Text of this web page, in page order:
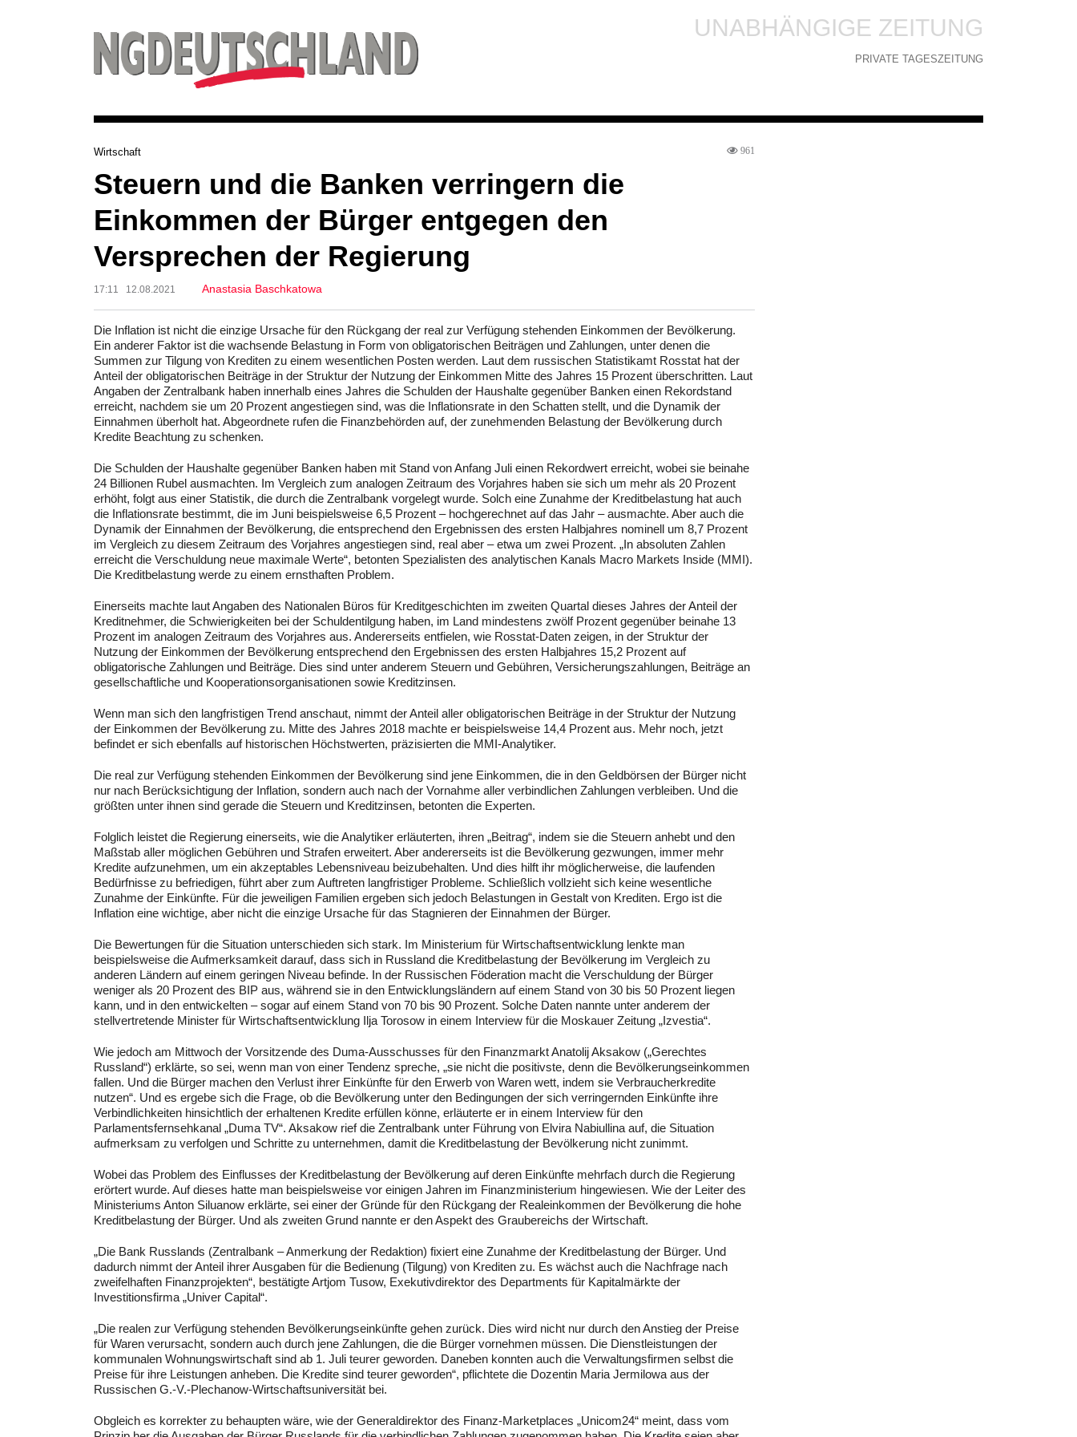
UNABHÄNGIGE ZEITUNG
PRIVATE TAGESZEITUNG
Wirtschaft 961
Steuern und die Banken verringern die
Einkommen der Bürger entgegen den
Versprechen der Regierung
17:11 12.08.2021 Anastasia Baschkatowa
Die Inflation ist nicht die einzige Ursache für den Rückgang der real zur Verfügung stehenden Einkommen der Bevölkerung.
Ein anderer Faktor ist die wachsende Belastung in Form von obligatorischen Beiträgen und Zahlungen, unter denen die
Summen zur Tilgung von Krediten zu einem wesentlichen Posten werden. Laut dem russischen Statistikamt Rosstat hat der
Anteil der obligatorischen Beiträge in der Struktur der Nutzung der Einkommen Mitte des Jahres 15 Prozent überschritten. Laut
Angaben der Zentralbank haben innerhalb eines Jahres die Schulden der Haushalte gegenüber Banken einen Rekordstand
erreicht, nachdem sie um 20 Prozent angestiegen sind, was die Inflationsrate in den Schatten stellt, und die Dynamik der
Einnahmen überholt hat. Abgeordnete rufen die Finanzbehörden auf, der zunehmenden Belastung der Bevölkerung durch
Kredite Beachtung zu schenken.
Die Schulden der Haushalte gegenüber Banken haben mit Stand von Anfang Juli einen Rekordwert erreicht, wobei sie beinahe
24 Billionen Rubel ausmachten. Im Vergleich zum analogen Zeitraum des Vorjahres haben sie sich um mehr als 20 Prozent
erhöht, folgt aus einer Statistik, die durch die Zentralbank vorgelegt wurde. Solch eine Zunahme der Kreditbelastung hat auch
die Inflationsrate bestimmt, die im Juni beispielsweise 6,5 Prozent – hochgerechnet auf das Jahr – ausmachte. Aber auch die
Dynamik der Einnahmen der Bevölkerung, die entsprechend den Ergebnissen des ersten Halbjahres nominell um 8,7 Prozent
im Vergleich zu diesem Zeitraum des Vorjahres angestiegen sind, real aber – etwa um zwei Prozent. „In absoluten Zahlen
erreicht die Verschuldung neue maximale Werte“, betonten Spezialisten des analytischen Kanals Macro Markets Inside (MMI).
Die Kreditbelastung werde zu einem ernsthaften Problem.
Einerseits machte laut Angaben des Nationalen Büros für Kreditgeschichten im zweiten Quartal dieses Jahres der Anteil der
Kreditnehmer, die Schwierigkeiten bei der Schuldentilgung haben, im Land mindestens zwölf Prozent gegenüber beinahe 13
Prozent im analogen Zeitraum des Vorjahres aus. Andererseits entfielen, wie Rosstat-Daten zeigen, in der Struktur der
Nutzung der Einkommen der Bevölkerung entsprechend den Ergebnissen des ersten Halbjahres 15,2 Prozent auf
obligatorische Zahlungen und Beiträge. Dies sind unter anderem Steuern und Gebühren, Versicherungszahlungen, Beiträge an
gesellschaftliche und Kooperationsorganisationen sowie Kreditzinsen.
Wenn man sich den langfristigen Trend anschaut, nimmt der Anteil aller obligatorischen Beiträge in der Struktur der Nutzung
der Einkommen der Bevölkerung zu. Mitte des Jahres 2018 machte er beispielsweise 14,4 Prozent aus. Mehr noch, jetzt
befindet er sich ebenfalls auf historischen Höchstwerten, präzisierten die MMI-Analytiker.
Die real zur Verfügung stehenden Einkommen der Bevölkerung sind jene Einkommen, die in den Geldbörsen der Bürger nicht
nur nach Berücksichtigung der Inflation, sondern auch nach der Vornahme aller verbindlichen Zahlungen verbleiben. Und die
größten unter ihnen sind gerade die Steuern und Kreditzinsen, betonten die Experten.
Folglich leistet die Regierung einerseits, wie die Analytiker erläuterten, ihren „Beitrag“, indem sie die Steuern anhebt und den
Maßstab aller möglichen Gebühren und Strafen erweitert. Aber andererseits ist die Bevölkerung gezwungen, immer mehr
Kredite aufzunehmen, um ein akzeptables Lebensniveau beizubehalten. Und dies hilft ihr möglicherweise, die laufenden
Bedürfnisse zu befriedigen, führt aber zum Auftreten langfristiger Probleme. Schließlich vollzieht sich keine wesentliche
Zunahme der Einkünfte. Für die jeweiligen Familien ergeben sich jedoch Belastungen in Gestalt von Krediten. Ergo ist die
Inflation eine wichtige, aber nicht die einzige Ursache für das Stagnieren der Einnahmen der Bürger.
Die Bewertungen für die Situation unterschieden sich stark. Im Ministerium für Wirtschaftsentwicklung lenkte man
beispielsweise die Aufmerksamkeit darauf, dass sich in Russland die Kreditbelastung der Bevölkerung im Vergleich zu
anderen Ländern auf einem geringen Niveau befinde. In der Russischen Föderation macht die Verschuldung der Bürger
weniger als 20 Prozent des BIP aus, während sie in den Entwicklungsländern auf einem Stand von 30 bis 50 Prozent liegen
kann, und in den entwickelten – sogar auf einem Stand von 70 bis 90 Prozent. Solche Daten nannte unter anderem der
stellvertretende Minister für Wirtschaftsentwicklung Ilja Torosow in einem Interview für die Moskauer Zeitung „Izvestia“.
Wie jedoch am Mittwoch der Vorsitzende des Duma-Ausschusses für den Finanzmarkt Anatolij Aksakow („Gerechtes
Russland“) erklärte, so sei, wenn man von einer Tendenz spreche, „sie nicht die positivste, denn die Bevölkerungseinkommen
fallen. Und die Bürger machen den Verlust ihrer Einkünfte für den Erwerb von Waren wett, indem sie Verbraucherkredite
nutzen“. Und es ergebe sich die Frage, ob die Bevölkerung unter den Bedingungen der sich verringernden Einkünfte ihre
Verbindlichkeiten hinsichtlich der erhaltenen Kredite erfüllen könne, erläuterte er in einem Interview für den
Parlamentsfernsehkanal „Duma TV“. Aksakow rief die Zentralbank unter Führung von Elvira Nabiullina auf, die Situation
aufmerksam zu verfolgen und Schritte zu unternehmen, damit die Kreditbelastung der Bevölkerung nicht zunimmt.
Wobei das Problem des Einflusses der Kreditbelastung der Bevölkerung auf deren Einkünfte mehrfach durch die Regierung
erörtert wurde. Auf dieses hatte man beispielsweise vor einigen Jahren im Finanzministerium hingewiesen. Wie der Leiter des
Ministeriums Anton Siluanow erklärte, sei einer der Gründe für den Rückgang der Realeinkommen der Bevölkerung die hohe
Kreditbelastung der Bürger. Und als zweiten Grund nannte er den Aspekt des Graubereichs der Wirtschaft.
„Die Bank Russlands (Zentralbank – Anmerkung der Redaktion) fixiert eine Zunahme der Kreditbelastung der Bürger. Und
dadurch nimmt der Anteil ihrer Ausgaben für die Bedienung (Tilgung) von Krediten zu. Es wächst auch die Nachfrage nach
zweifelhaften Finanzprojekten“, bestätigte Artjom Tusow, Exekutivdirektor des Departments für Kapitalmärkte der
Investitionsfirma „Univer Capital“.
„Die realen zur Verfügung stehenden Bevölkerungseinkünfte gehen zurück. Dies wird nicht nur durch den Anstieg der Preise
für Waren verursacht, sondern auch durch jene Zahlungen, die die Bürger vornehmen müssen. Die Dienstleistungen der
kommunalen Wohnungswirtschaft sind ab 1. Juli teurer geworden. Daneben konnten auch die Verwaltungsfirmen selbst die
Preise für ihre Leistungen anheben. Die Kredite sind teurer geworden“, pflichtete die Dozentin Maria Jermilowa aus der
Russischen G.-V.-Plechanow-Wirtschaftsuniversität bei.
Obgleich es korrekter zu behaupten wäre, wie der Generaldirektor des Finanz-Marketplaces „Unicom24“ meint, dass vom